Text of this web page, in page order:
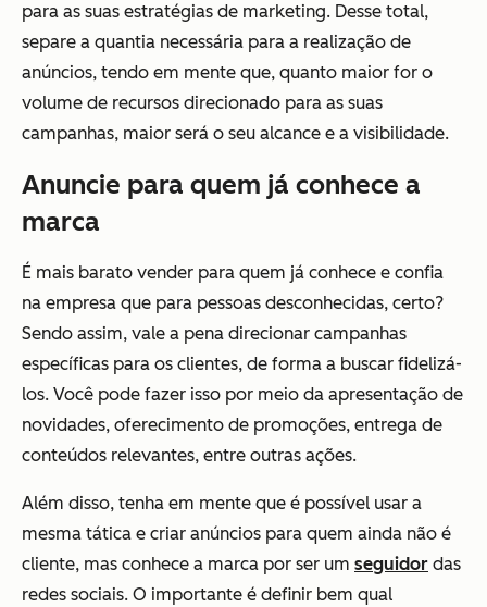
para as suas estratégias de marketing. Desse total,
separe a quantia necessária para a realização de
anúncios, tendo em mente que, quanto maior for o
volume de recursos direcionado para as suas
campanhas, maior será o seu alcance e a visibilidade.
Anuncie para quem já conhece a
marca
É mais barato vender para quem já conhece e confia
na empresa que para pessoas desconhecidas, certo?
Sendo assim, vale a pena direcionar campanhas
específicas para os clientes, de forma a buscar fidelizá-
los. Você pode fazer isso por meio da apresentação de
novidades, oferecimento de promoções, entrega de
conteúdos relevantes, entre outras ações.
Além disso, tenha em mente que é possível usar a
mesma tática e criar anúncios para quem ainda não é
cliente, mas conhece a marca por ser um seguidor das
redes sociais. O importante é definir bem qual